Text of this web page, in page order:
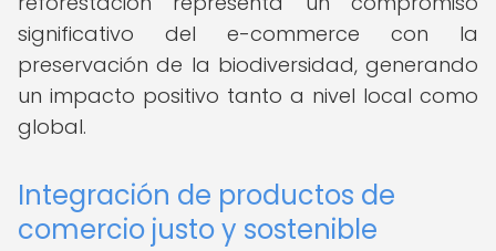
significativo del e-commerce con la
preservación de la biodiversidad, generando
un impacto positivo tanto a nivel local como
global.
Integración de productos de
comercio justo y sostenible